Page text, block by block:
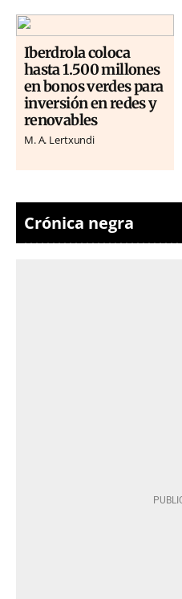
Iberdrola coloca
hasta 1.500 millones
en bonos verdes para
inversión en redes y
renovables
M. A. Lertxundi
Crónica negra